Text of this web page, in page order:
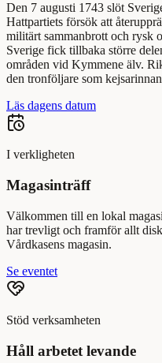
Den 7 augusti 1743 slöt
Hattpartiets försök att
militärt sammanbrott och rysk
Sverige fick tillbaka större
områden vid Kymmene älv.
den tronföljare som
Läs dagens datum
I verkligheten
Magasinträff
Välkommen till en lokal
har trevligt och framför allt
Vårdkasens magasin.
Se eventet
Stöd verksamheten
Håll arbetet levande